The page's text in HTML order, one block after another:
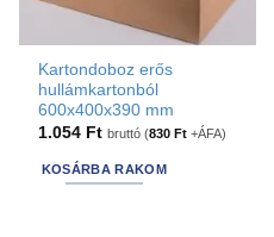
Kartondoboz erős
hullámkartonból
600x400x390 mm
1.054 Ft bruttó (830Ft +ÁFA)
KOSÁRBA RAKOM